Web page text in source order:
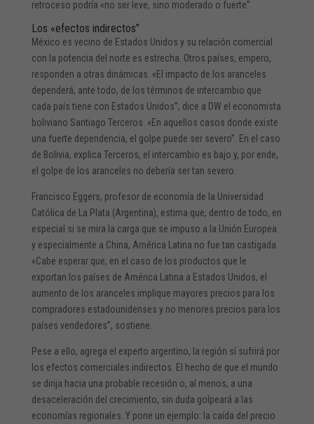
retroceso podría «no ser leve, sino moderado o fuerte”.
Los «efectos indirectos”
México es vecino de Estados Unidos y su relación comercial
con la potencia del norte es estrecha. Otros países, empero,
responden a otras dinámicas. «El impacto de los aranceles
dependerá, ante todo, de los términos de intercambio que
cada país tiene con Estados Unidos”, dice a DW el economista
boliviano Santiago Terceros. «En aquellos casos donde existe
una fuerte dependencia, el golpe puede ser severo”. En el caso
de Bolivia, explica Terceros, el intercambio es bajo y, por ende,
el golpe de los aranceles no debería ser tan severo.
Francisco Eggers, profesor de economía de la Universidad
Católica de La Plata (Argentina), estima que, dentro de todo, en
especial si se mira la carga que se impuso a la Unión Europea
y especialmente a China, América Latina no fue tan castigada.
«Cabe esperar que, en el caso de los productos que le
exportan los países de América Latina a Estados Unidos, el
aumento de los aranceles implique mayores precios para los
compradores estadounidenses y no menores precios para los
países vendedores”, sostiene.
Pese a ello, agrega el experto argentino, la región sí sufrirá por
los efectos comerciales indirectos. El hecho de que el mundo
se dirija hacia una probable recesión o, al menos, a una
desaceleración del crecimiento, sin duda golpeará a las
economías regionales. Y pone un ejemplo: la caída del precio